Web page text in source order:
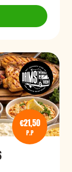
€21,50
P.P